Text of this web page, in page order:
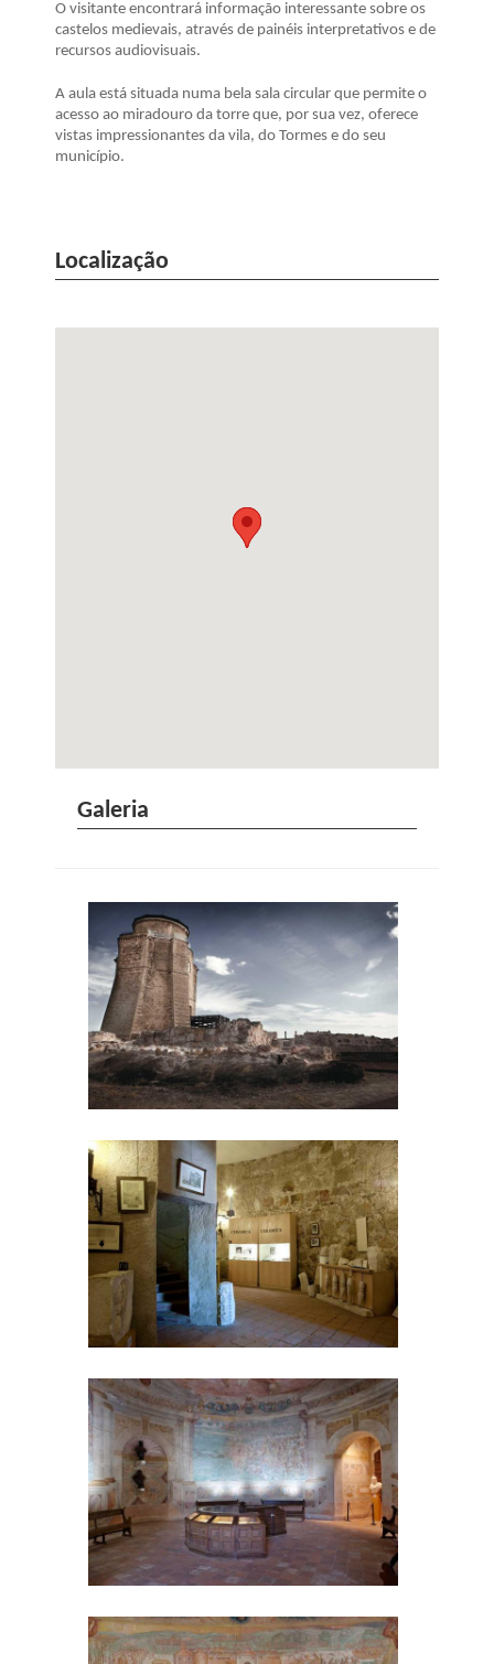
O visitante encontrará informação interessante sobre os
castelos medievais, através de painéis interpretativos e de
recursos audiovisuais.
A aula está situada numa bela sala circular que permite o
acesso ao miradouro da torre que, por sua vez, oferece
vistas impressionantes da vila, do Tormes e do seu
município.
Localização
Galeria